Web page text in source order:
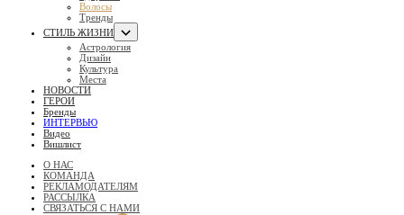
Волосы
Тренды
СТИЛЬ ЖИЗНИ
Астрология
Дизайн
Культура
Места
НОВОСТИ
ГЕРОИ
Бренды
ИНТЕРВЬЮ
Видео
Вишлист
О НАС
КОМАНДА
РЕКЛАМОДАТЕЛЯМ
РАССЫЛКА
СВЯЗАТЬСЯ С НАМИ